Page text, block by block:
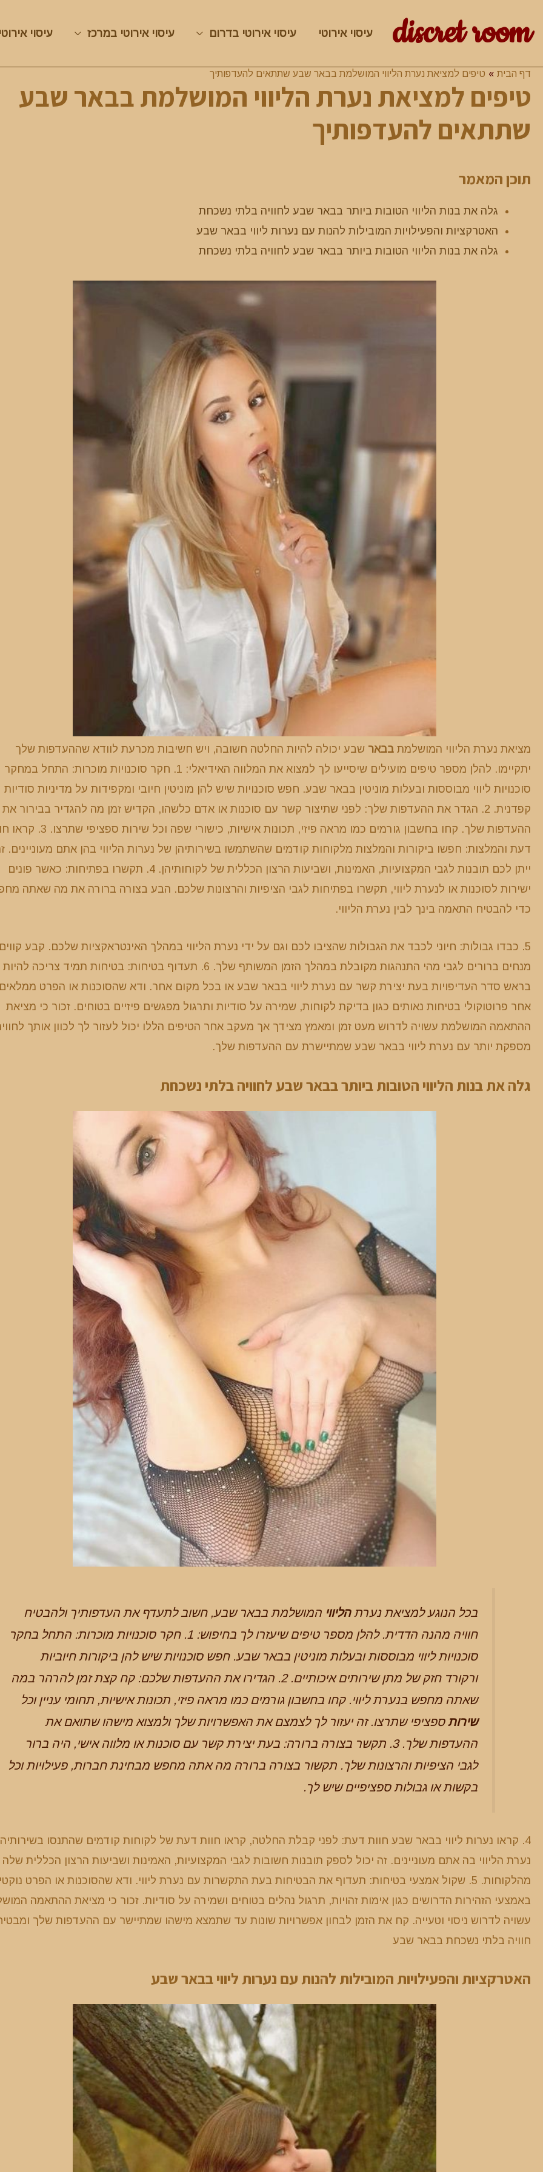
discret room עיסוי אירוטי עיסוי אירוטי בדרום עיסוי אירוטי במרכז עיסוי
דף הבית טיפים למציאת נערת הליווי המושלמת בבאר שבע שתתאים להעדפותיך
טיפים למציאת נערת הליווי המושלמת בבאר שבע
שתתאים להעדפותיך
תוכן המאמר
גלה את בנות הליווי הטובות ביותר בבאר שבע לחוויה בלתי נשכחת
האטרקציות והפעילויות המובילות להנות עם נערות ליווי בבאר שבע
גלה את בנות הליווי הטובות ביותר בבאר שבע לחוויה בלתי נשכחת
מציאת נערת הליווי המושלמת בבאר שבע יכולה להיות החלטה חשובה, ויש חשיבות מכרעת לוודא שההעדפות שלך
יתקיימו. להלן מספר טיפים מועילים שיסייעו לך למצוא את המלווה האידיאלי: 1. חקר סוכנויות מוכרות: התחל במחקר
סוכנויות ליווי מבוססות ובעלות מוניטין בבאר שבע. חפש סוכנויות שיש להן מוניטין חיובי ומקפידות על מדיניות סודיות
קפדנית. 2. הגדר את ההעדפות שלך: לפני שתיצור קשר עם סוכנות או אדם כלשהו, הקדיש זמן מה להגדיר בבירור את
ההעדפות שלך. קחו בחשבון גורמים כמו מראה פיזי, תכונות אישיות, כישורי שפה וכל
דעת והמלצות: חפשו ביקורות והמלצות מלקוחות קודמים שהשתמשו בשירותיהן של נערות הליווי בהן אתם מעוניינים.
ייתן לכם תובנות לגבי המקצועיות, האמינות, ושביעות הרצון הכללית של לקוחותיהן. 4. תקשרו בפתיחות: כאשר פונים
ישירות לסוכנות או לנערת ליווי, תקשרו בפתיחות לגבי הציפיות והרצונות שלכם. הבע בצורה ברורה את מה שאתה
כדי להבטיח התאמה בינך לבין נערת הליווי.
5. כבדו גבולות: חיוני לכבד את הגבולות שהציבו לכם וגם על ידי נערת הליווי במהלך האינטראקציות שלכם. קבע קווים
מנחים ברורים לגבי מהי התנהגות מקובלת במהלך הזמן המשותף שלך. 6. תעדוף בטיחות: בטיחות תמיד צריכה להיות
בראש סדר העדיפויות בעת יצירת קשר עם נערת ליווי בבאר שבע או בכל מקום אחר. ודא שהסוכנות או הפרט ממלאים
אחר פרוטוקולי בטיחות נאותים כגון בדיקת לקוחות, שמירה על סודיות ותרגול מפגשים פיזיים בטוחים. זכור כי מציאת
ההתאמה המושלמת עשויה לדרוש מעט זמן ומאמץ מצידך אך מעקב אחר הטיפים הללו יכול לעזור לך לכוון אותך
מספקת יותר עם נערת ליווי בבאר שבע שמתיישרת עם ההעדפות שלך.
גלה את בנות הליווי הטובות ביותר בבאר שבע לחוויה בלתי נשכחת
בכל הנוגע למציאת נערתהליווי המושלמת בבאר שבע, חשוב לתעדף את העדפותיך ולהבטיח
חוויה מהנה הדדית. להלן מספר טיפים שיעזרו לך בחיפוש: 1. חקר סוכנויות מוכרות: התחל בחקר
סוכנויות ליווי מבוססות ובעלות מוניטין בבאר שבע. חפש סוכנויות שיש להן ביקורות חיוביות
ורקורד חזק של מתן שירותים איכותיים. 2. הגדירו את ההעדפות שלכם: קח קצת זמן להרהר במה
שאתה מחפש בנערת ליווי. קחו בחשבון גורמים כמו מראה פיזי, תכונות אישיות, תחומי עניין וכל
שירותספציפי שתרצו. זה יעזור לך לצמצם את האפשרויות שלך ולמצוא מישהו שתואם את
ההעדפות שלך. 3. תקשר בצורה ברורה: בעת יצירת קשר עם סוכנות או מלווה אישי, היה ברור
לגבי הציפיות והרצונות שלך. תקשור בצורה ברורה מה אתה מחפש מבחינת חברות, פעילויות וכל
בקשות או גבולות ספציפיים שיש לך.
4. קראו נערות ליווי בבאר שבע חוות דעת: לפני קבלת החלטה, קראו חוות דעת של לקוחות קודמים שהתנסו
נערת הליווי בה אתם מעוניינים. זה יכול לספק תובנות חשובות לגבי המקצועיות, האמינות ושביעות הרצון הכללית שלה
מהלקוחות. 5. שקול אמצעי בטיחות: תעדוף את הבטיחות בעת התקשרות עם נערת ליווי. ודא שהסוכנות או הפרט
באמצעי הזהירות הדרושים כגון אימות זהויות, תרגול נהלים בטוחים ושמירה על סודיות. זכור כי מציאת ההתאמה
עשויה לדרוש ניסוי וטעייה. קח את הזמן לבחון אפשרויות שונות עד שתמצא מישהו שמתיישר עם ההעדפות שלך
חוויה בלתי נשכחת בבאר שבע
האטרקציות והפעילויות המובילות להנות עם נערות ליווי בבאר שבע